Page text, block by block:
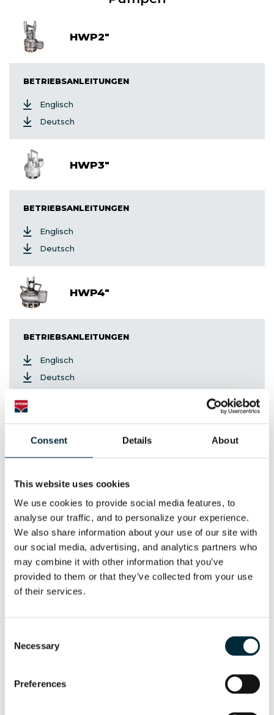
Consent Details About
This website uses cookies
We use cookies to provide social media features, to
analyse our traffic, and to personalize your experience.
We also share information about your use of our site with
our social media, advertising, and analytics partners who
may combine it with other information that you’ve
provided to them or that they’ve collected from your use
of their services.
Selection
Necessary
Preferences
HWP2"
BETRIEBSANLEITUNGEN
Englisch
Deutsch
HWP3"
BETRIEBSANLEITUNGEN
Englisch
Deutsch
HWP4"
BETRIEBSANLEITUNGEN
Englisch
Deutsch
Druckverstärker
HBU630
BETRIEBSANLEITUNGEN
Englisch
BETRIEBSANLEITUNGEN